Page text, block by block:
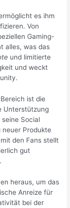
es ihm
Von
Gaming-
alles, was das
und limitierte
und weckt
ist die
Unterstützung
Social
Produkte
mit den Fans stellt
gut
heraus, um das
Anreize für
bei der